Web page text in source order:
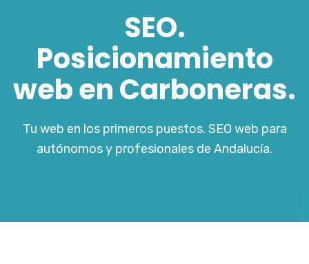
SEO.
Posicionamiento
web en Carboneras.
Tu web en los primeros puestos. SEO web para
autónomos y profesionales de Andalucía.